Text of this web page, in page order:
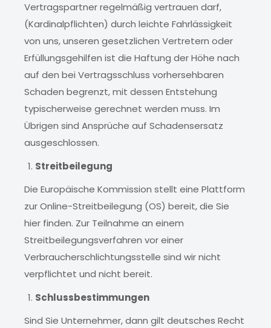
Vertragspartner regelmäßig vertrauen darf,
(Kardinalpflichten) durch leichte Fahrlässigkeit
von uns, unseren gesetzlichen Vertretern oder
Erfüllungsgehilfen ist die Haftung der Höhe nach
auf den bei Vertragsschluss vorhersehbaren
Schaden begrenzt, mit dessen Entstehung
typischerweise gerechnet werden muss. Im
Übrigen sind Ansprüche auf Schadensersatz
ausgeschlossen.
Streitbeilegung
Die Europäische Kommission stellt eine Plattform
zur Online-Streitbeilegung (OS) bereit, die Sie
hier finden. Zur Teilnahme an einem
Streitbeilegungsverfahren vor einer
Verbraucherschlichtungsstelle sind wir nicht
verpflichtet und nicht bereit.
Schlussbestimmungen
Sind Sie Unternehmer, dann gilt deutsches Recht